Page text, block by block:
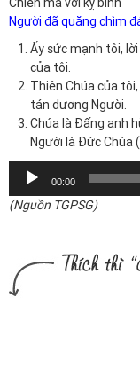
Người đã quăng chìm
Ấy sức mạnh tôi,
của tôi.
Thiên Chúa của
tán dương Người.
Chúa là Đấng anh
Người là Đức Chúa
Trình
chơi
Audio
00:00
(Nguồn TGPSG)